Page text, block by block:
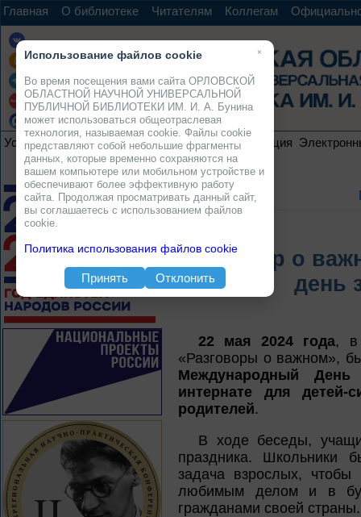
Главная О библиотеке Читателям Коллегам
Услуги Ресурсы Проекты Электронная коллекция
Разговор о
день
22 мая 2024 года, в
«Разговоры о важном»,
Международный
интернате для детей-
родителей.
В ходе беседы,
праздника. Школьники
задача взрослых, чтобы
любимым делом и в
гражданами своей страны.
×
Использование файлов cookie
Во время посещения вами сайта ОРЛОВСКОЙ
ОБЛАСТНОЙ НАУЧНОЙ УНИВЕРСАЛЬНОЙ
ПУБЛИЧНОЙ БИБЛИОТЕКИ ИМ. И. А. Бунина
может использоваться общеотраслевая
технология, называемая cookie. Файлы cookie
представляют собой небольшие фрагменты
данных, которые временно сохраняются на
вашем компьютере или мобильном устройстве и
обеспечивают более эффективную работу
сайта. Продолжая просматривать данный сайт,
вы соглашаетесь с использованием файлов
cookie.
Политика использования файлов cookie
Принять Отклонить